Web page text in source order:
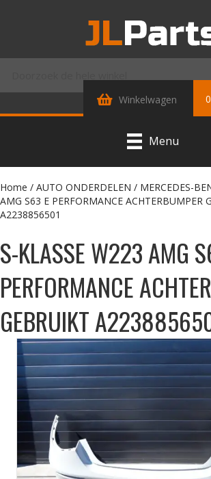
Winkelwagen 0
Menu
Home / AUTO ONDERDELEN / MERCEDES-
AMG S63 E PERFORMANCE ACHTERBUMPER
A2238856501
S-KLASSE W223 AMG
PERFORMANCE
GEBRUIKT